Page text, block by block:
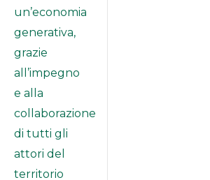
un’economia
generativa,
grazie
all’impegno
e alla
collaborazione
di tutti gli
attori del
territorio